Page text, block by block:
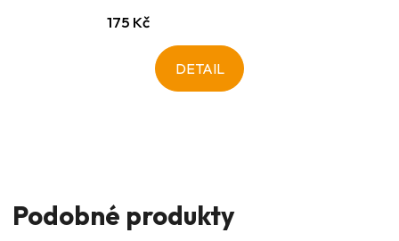
175 Kč
DETAIL
Podobné produkty